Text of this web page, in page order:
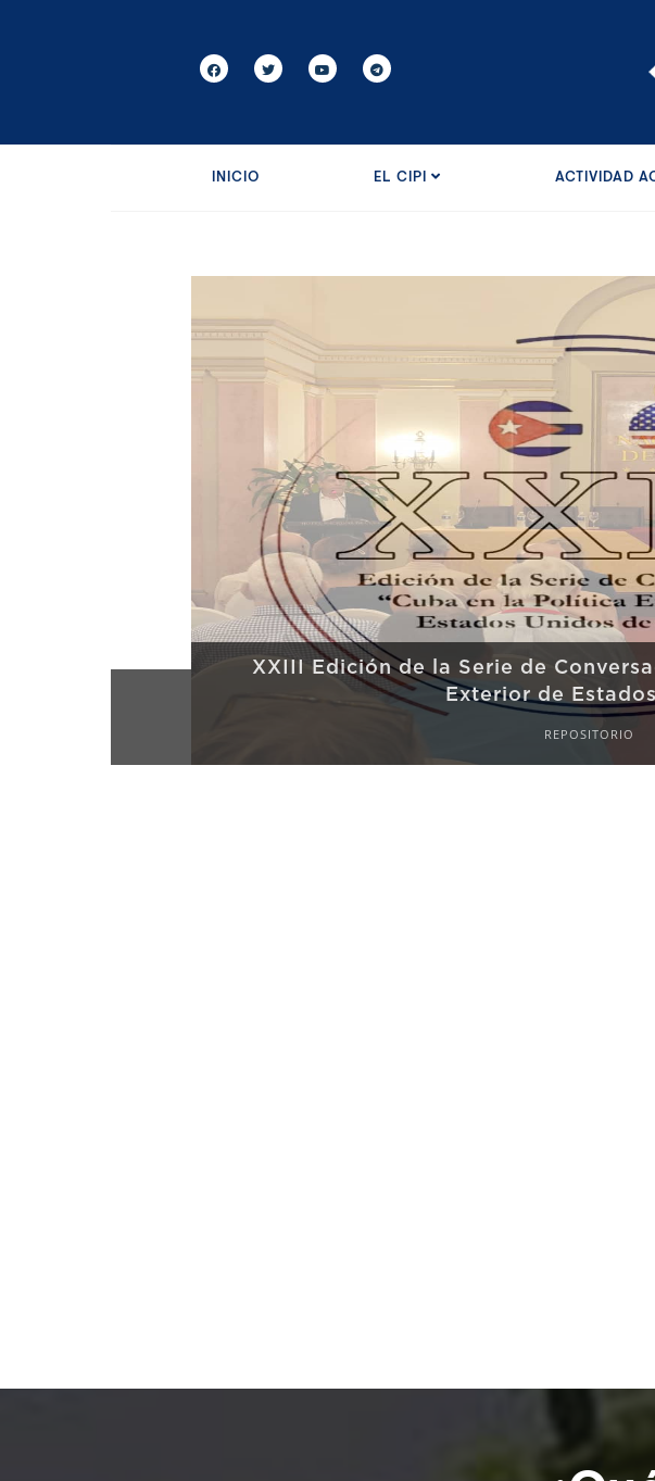
INICIO EL CIPI ACTIVIDAD
XXIII Edición de la Serie de Conversaciones
Exterior de Estados
REPOSITORIO